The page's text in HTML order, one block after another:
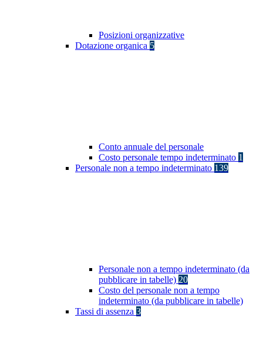
Posizioni organizzative
Dotazione organica 5
Conto annuale del personale
Costo personale tempo indeterminato 1
Personale non a tempo indeterminato 139
Personale non a tempo indeterminato (da
pubblicare in tabelle) 20
Costo del personale non a tempo
indeterminato (da pubblicare in tabelle)
Tassi di assenza 3